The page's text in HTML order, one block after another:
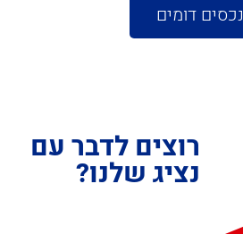
נכסים דומים
רוצים לדבר עם
נציג שלנו?